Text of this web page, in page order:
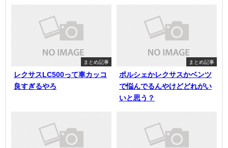
まとめ記事
レクサスLC500って車カッコ
良すぎるやろ
まとめ記事
ポルシェかレクサスかベンツ
で悩んでるんやけどどれがい
いと思う？